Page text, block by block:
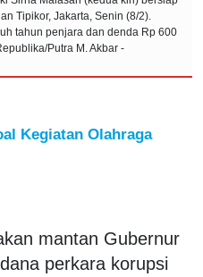
Tipikor, Jakarta, Senin (8/2).
tahun penjara dan denda Rp 600
Putra M. Akbar -
Kegiatan Olahraga
mantan Gubernur
perkara korupsi